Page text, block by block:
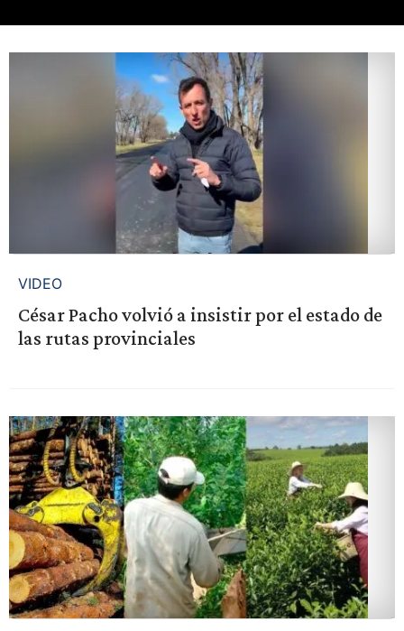
VIDEO
César Pacho volvió a insistir por el estado de
las rutas provinciales